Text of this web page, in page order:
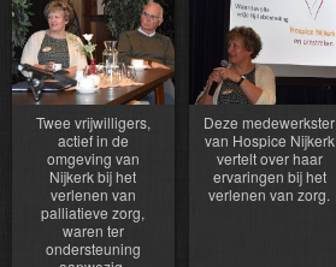
Twee vrijwilligers,
actief in de
omgeving van
Nijkerk bij het
verlenen van
palliatieve zorg,
waren ter
ondersteuning
Deze medewerkster
van Hospice Nijkerk
vertelt over haar
ervaringen bij het
verlenen van zorg.